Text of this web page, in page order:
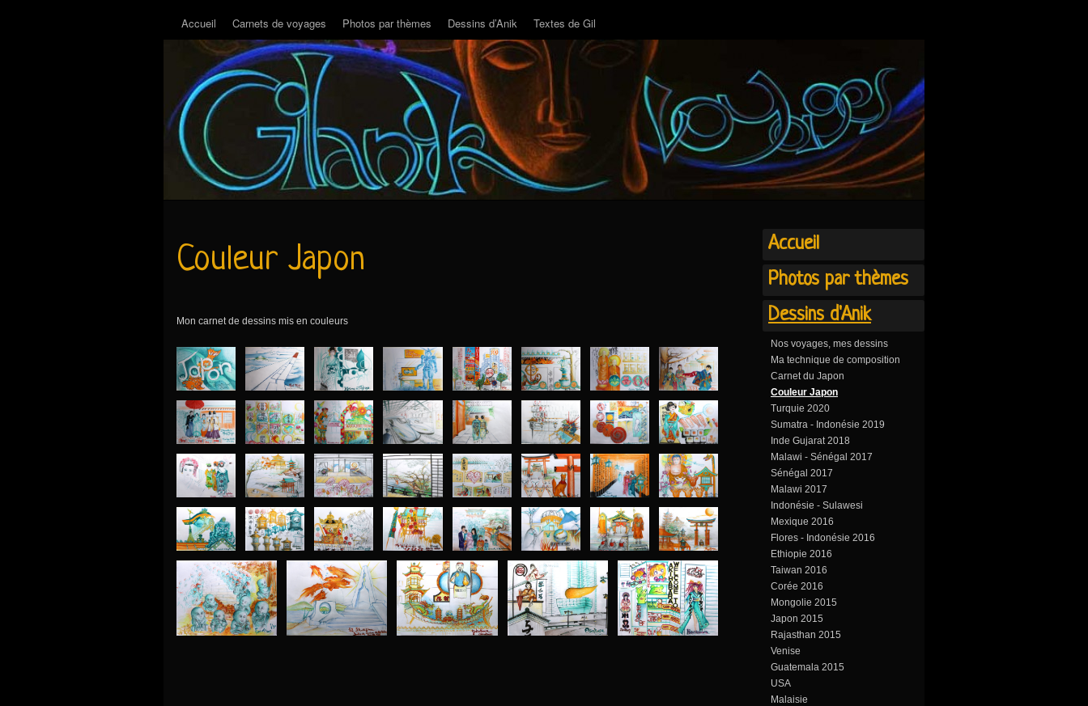
Accueil Carnets de voyages Photos par thèmes Dessins d’Anik Textes de Gil
Couleur Japon
Mon carnet de dessins mis en couleurs
Accueil
Photos par thèmes
Dessins d'Anik
Nos voyages, mes dessins
Ma technique de composition
Carnet du Japon
Couleur Japon
Turquie 2020
Sumatra - Indonésie 2019
Inde Gujarat 2018
Malawi - Sénégal 2017
Sénégal 2017
Malawi 2017
Indonésie - Sulawesi
Mexique 2016
Flores - Indonésie 2016
Ethiopie 2016
Taiwan 2016
Corée 2016
Mongolie 2015
Japon 2015
Rajasthan 2015
Venise
Guatemala 2015
USA
Malaisie